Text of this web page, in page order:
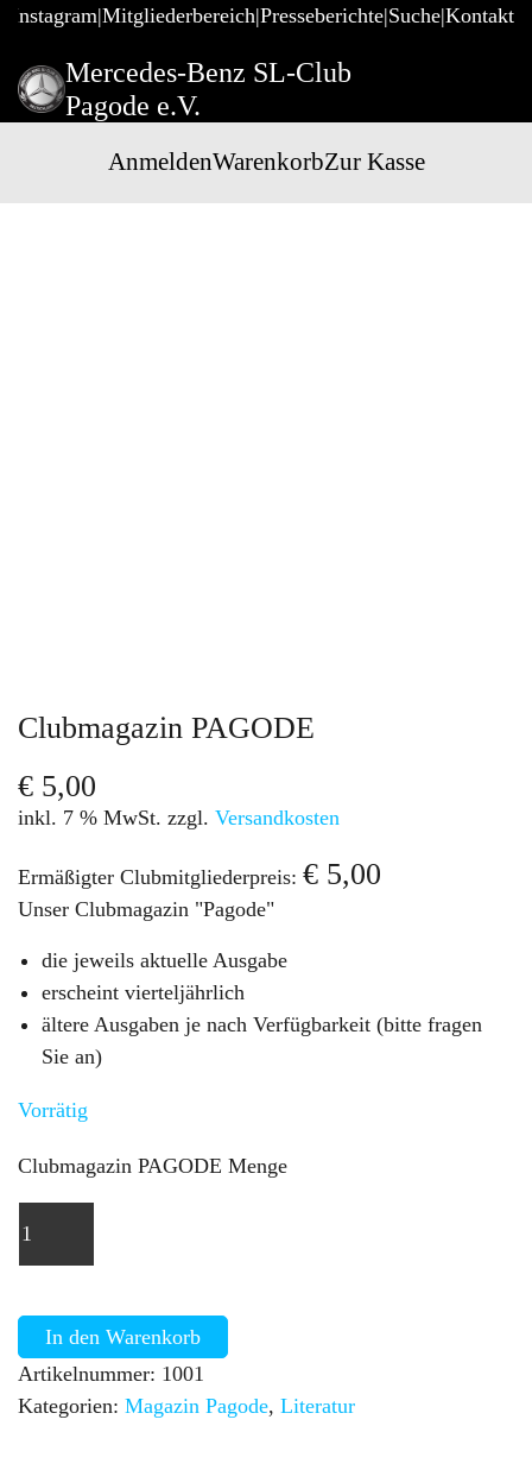
Mitgliederbereich Presseberichte Suche Kontakt
Mercedes-Benz SL-Club
Pagode e.V.
AnmeldenWarenkorbZur Kasse
Clubmagazin PAGODE
€ 5,00
inkl. 7 % MwSt. zzgl. Versandkosten
Ermäßigter Clubmitgliederpreis: € 5,00
Unser Clubmagazin "Pagode"
die jeweils aktuelle Ausgabe
erscheint vierteljährlich
ältere Ausgaben je nach Verfügbarkeit (bitte fragen
Sie an)
Vorrätig
Clubmagazin PAGODE Menge
In den Warenkorb
Artikelnummer: 1001
Kategorien: Magazin Pagode, Literatur